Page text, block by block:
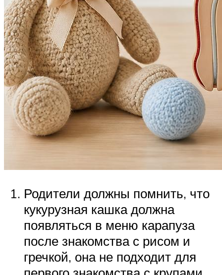
Родители должны помнить, что
кукурузная кашка должна
появляться в меню карапуза
после знакомства с рисом и
гречкой, она не подходит для